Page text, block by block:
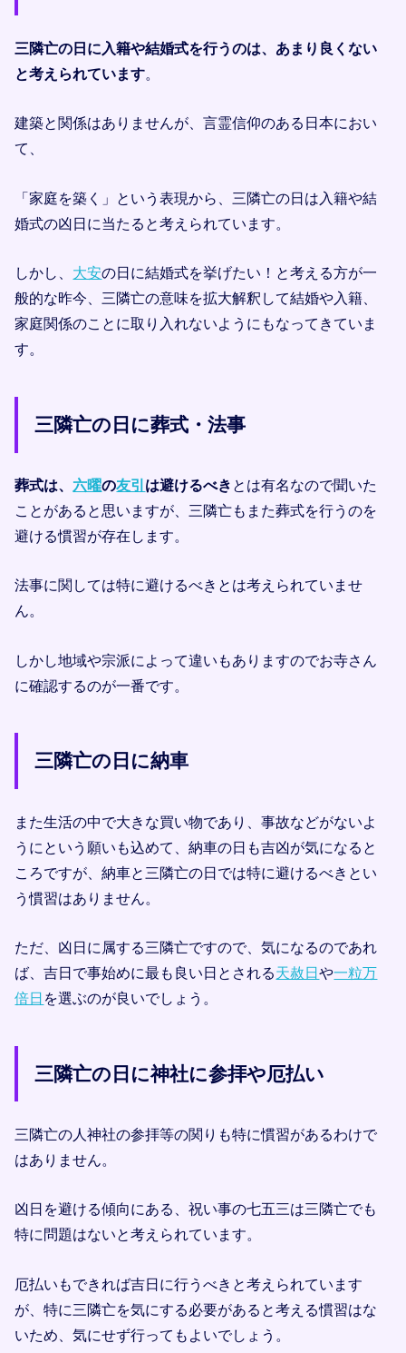
三隣亡の日に入籍や結婚式を行うのは、あまり良くない
と考えられています。
建築と関係はありませんが、言霊信仰のある日本におい
て、
「家庭を築く」という表現から、三隣亡の日は入籍や結
婚式の凶日に当たると考えられています。
しかし、 大安の日に結婚式を挙げたい！と考える方が一
般的な昨今、三隣亡の意味を拡大解釈して結婚や入籍、
家庭関係のことに取り入れないようにもなってきていま
す。
三隣亡の日に葬式・法事
葬式は、六曜の友引 は避けるべき とは有名なので聞いた
ことがあると思いますが、三隣亡もまた葬式を行うのを
避ける慣習が存在します。
法事に関しては特に避けるべきとは考えられていませ
ん。
しかし地域や宗派によって違いもありますのでお寺さん
に確認するのが一番です。
三隣亡の日に納車
また生活の中で大きな買い物であり、事故などがないよ
うにという願いも込めて、納車の日も吉凶が気になると
ころですが、納車と三隣亡の日では特に避けるべきとい
う慣習はありません。
ただ、凶日に属する三隣亡ですので、気になるのであれ
ば、吉日で事始めに最も良い日とされる天赦日や一粒万
倍日 を選ぶのが良いでしょう。
三隣亡の日に神社に参拝や厄払い
三隣亡の人神社の参拝等の関りも特に慣習があるわけで
はありません。
凶日を避ける傾向にある、祝い事の七五三は三隣亡でも
特に問題はないと考えられています。
厄払いもできれば吉日に行うべきと考えられています
が、特に三隣亡を気にする必要があると考える慣習はな
いため、気にせず行ってもよいでしょう。